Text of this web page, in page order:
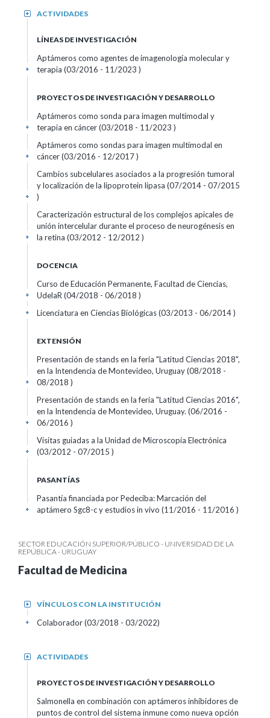
ACTIVIDADES
+
LÍNEAS DE INVESTIGACIÓN
Aptámeros como agentes de imagenología molecular y
terapia (03/2016 - 11/2023 )
+
PROYECTOS DE INVESTIGACIÓN Y DESARROLLO
Aptámeros como sonda para imagen multimodal y
terapia en cáncer (03/2018 - 11/2023 )
+
Aptámeros como sondas para imagen multimodal en
cáncer (03/2016 - 12/2017 )
+
Cambios subcelulares asociados a la progresión tumoral
y localización de la lipoprotein lipasa (07/2014 - 07/2015
)
+
Caracterización estructural de los complejos apicales de
unión intercelular durante el proceso de neurogénesis en
la retina (03/2012 - 12/2012 )
+
DOCENCIA
Curso de Educación Permanente, Facultad de Ciencias,
UdelaR (04/2018 - 06/2018 )
+
Licenciatura en Ciencias Biológicas (03/2013 - 06/2014 )
+
EXTENSIÓN
Presentación de stands en la feria "Latitud Ciencias 2018",
en la Intendencia de Montevideo, Uruguay (08/2018 -
08/2018 )
+
Presentación de stands en la feria "Latitud Ciencias 2016",
en la Intendencia de Montevideo, Uruguay. (06/2016 -
06/2016 )
+
Visitas guiadas a la Unidad de Microscopía Electrónica
(03/2012 - 07/2015 )
+
PASANTÍAS
Pasantía financiada por Pedeciba: Marcación del
aptámero Sgc8-c y estudios in vivo (11/2016 - 11/2016 )
+
SECTOR EDUCACIÓN SUPERIOR/PÚBLICO - UNIVERSIDAD DE LA
REPÚBLICA - URUGUAY
Facultad de Medicina
VÍNCULOS CON LA INSTITUCIÓN
+
Colaborador (03/2018 - 03/2022)
+
ACTIVIDADES
+
PROYECTOS DE INVESTIGACIÓN Y DESARROLLO
Salmonella en combinación con aptámeros inhibidores de
puntos de control del sistema inmune como nueva opción